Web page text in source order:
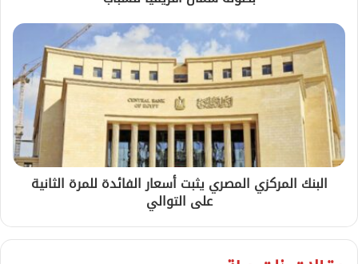
البنك المركزي المصري يثبت أسعار الفائدة للمرة الثانية
على التوالي